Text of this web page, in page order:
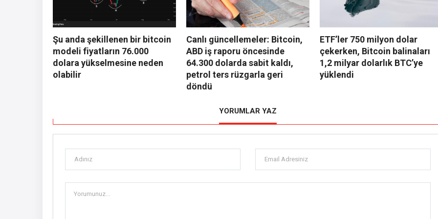
Şu anda şekillenen bir bitcoin
modeli fiyatların 76.000
dolara yükselmesine neden
olabilir
Canlı güncellemeler: Bitcoin,
ABD iş raporu öncesinde
64.300 dolarda sabit kaldı,
petrol ters rüzgarla geri
döndü
ETF’ler 750 milyon dolar
çekerken, Bitcoin balinaları
1,2 milyar dolarlık BTC’ye
yüklendi
YORUMLAR YAZ